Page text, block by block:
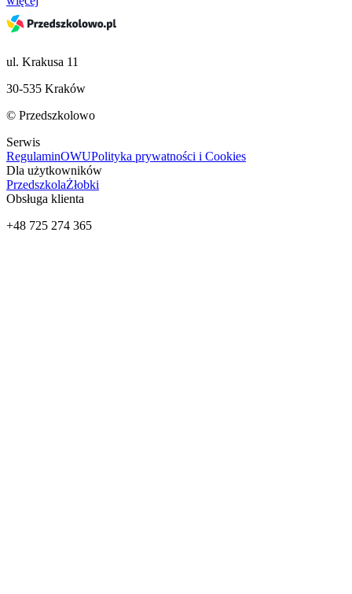
ul. Krakusa 11
30-535 Kraków
© Przedszkolowo
Serwis
RegulaminOWUPolityka prywatności i Cookies
Dla użytkowników
PrzedszkolaŻłobki
Obsługa klienta
+48 725 274 365